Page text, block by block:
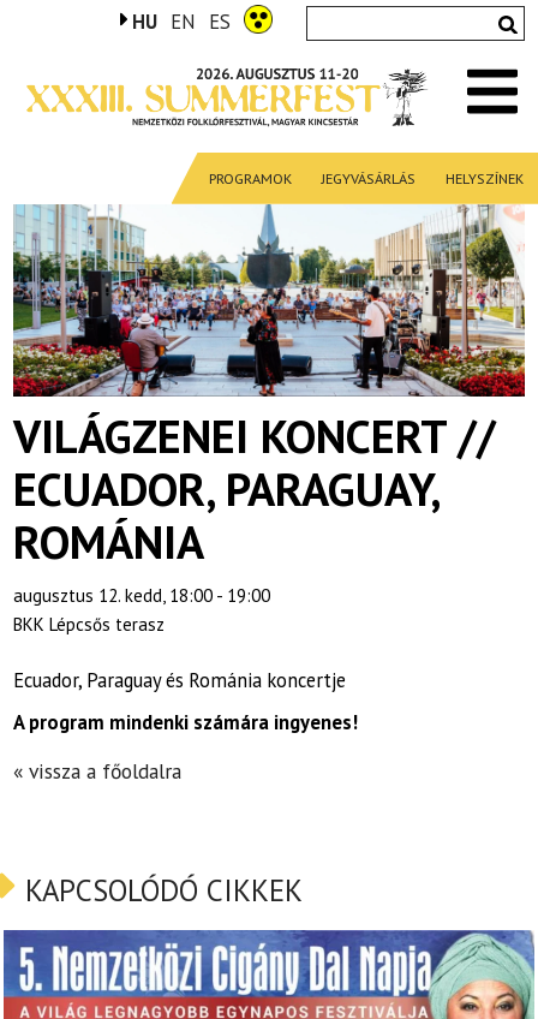
HU EN ES
PROGRAMOK JEGYVÁSÁRLÁS HELYSZÍNEK
VILÁGZENEI KONCERT //
ECUADOR, PARAGUAY,
ROMÁNIA
augusztus 12. kedd, 18:00 - 19:00
BKK Lépcsős terasz
Ecuador, Paraguay és Románia koncertje
A program mindenki számára ingyenes!
« vissza a főoldalra
KAPCSOLÓDÓ CIKKEK